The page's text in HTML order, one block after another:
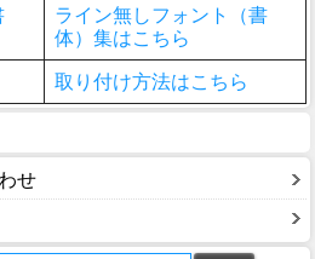
ライン無しフォント（書
体）集はこちら
取り付け方法はこちら
せ